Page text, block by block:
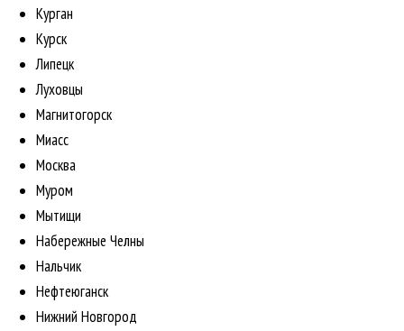
Курган
Курск
Липецк
Луховцы
Магнитогорск
Миасс
Москва
Муром
Мытищи
Набережные Челны
Нальчик
Нефтеюганск
Нижний Новгород